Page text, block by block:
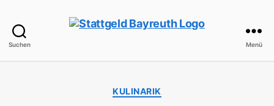
Suchen
Bayreuth
Menü
Kategorien
KULINARIK